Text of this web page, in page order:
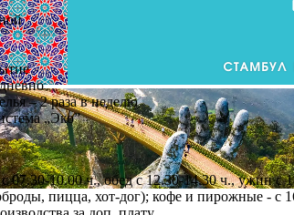
– 2 раза в неделю
„Эко”
10.00 ч., обед с 12.30-14.30 ч., ужин с
пицца, хот-дог); кофе и пирожные - с